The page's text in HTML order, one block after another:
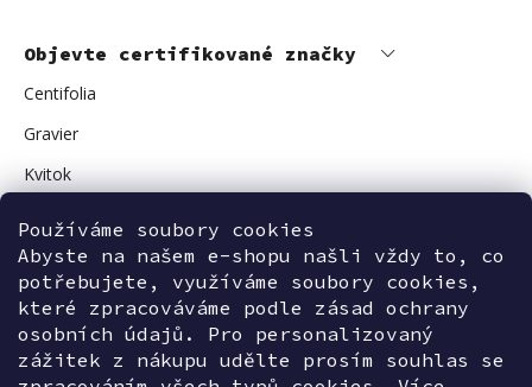
Používáme soubory cookies
Abyste na našem e-shopu našli vždy to, co
potřebujete, využíváme soubory cookies,
které zpracováváme podle zásad ochrany
osobních údajů. Pro personalizovaný
zážitek z nákupu udělte prosím souhlas se
Objevte certifikované značky
Centifolia
Gravier
Kvitok
Avant Skincare
Sonnentor